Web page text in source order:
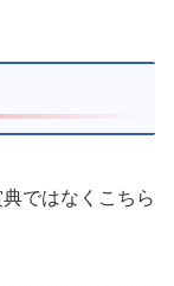
ではなくこちら